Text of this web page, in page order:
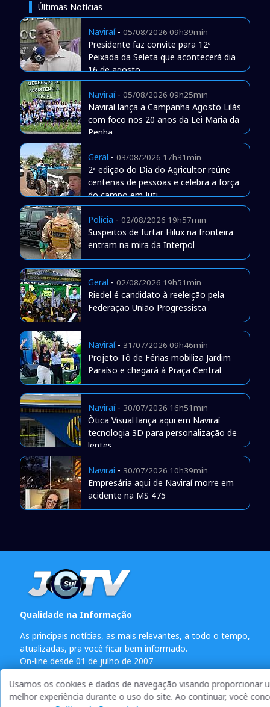
Últimas Notícias
Naviraí- 05/08/2026 09h39min
Presidente faz convite para 12ª
Peixada da Seleta que acontecerá dia
16 de agosto
Naviraí- 05/08/2026 09h25min
Naviraí lança a Campanha Agosto Lilás
com foco nos 20 anos da Lei Maria da
Penha
Geral - 03/08/2026 17h31min
2ª edição do Dia do Agricultor reúne
centenas de pessoas e celebra a força
do campo em Juti
Polícia - 02/08/2026 19h57min
Suspeitos de furtar Hilux na fronteira
entram na mira da Interpol
Geral - 02/08/2026 19h51min
Riedel é candidato à reeleição pela
Federação União Progressista
Naviraí- 31/07/2026 09h46min
Projeto Tô de Férias mobiliza Jardim
Paraíso e chegará à Praça Central
Naviraí- 30/07/2026 16h51min
Òtica Visual lança aqui em Naviraí
tecnologia 3D para personalização de
lentes
Naviraí- 30/07/2026 10h39min
Empresária aqui de Naviraí morre em
acidente na MS 475
Qualidade na Informação
As principais notícias, as mais relevantes, a todo o tempo,
atualizadas, pra você ficar bem informado.
On-line desde 01 de julho de 2007
O JCSul Não se responsabiliza pelo uso das informações
econômicas/clima disponibilizados.
Usamos os cookies e dados de navegação visando proporcionar
melhor experiência durante o uso do site. Ao continuar, você